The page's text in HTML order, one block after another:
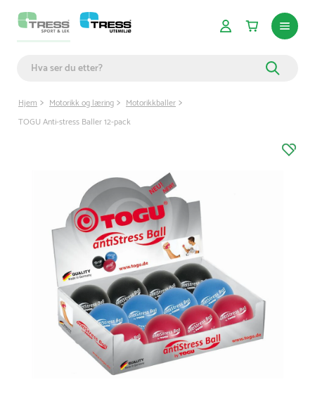
Hjem Motorikk og læring
Motorikkballer
TOGU Anti-stress Baller 12-pack